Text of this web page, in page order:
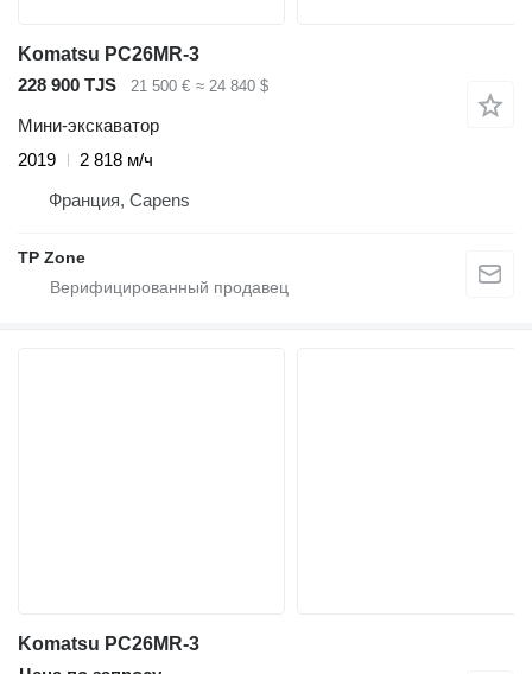
Komatsu PC26MR-3
228 900 TJS
21 500 € ≈ 24 840 $
Мини-экскаватор
2019
2 818 м/ч
Франция, Capens
TP Zone
Komatsu PC26MR-3